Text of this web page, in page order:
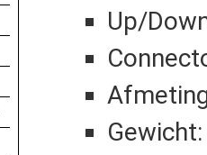
Up/